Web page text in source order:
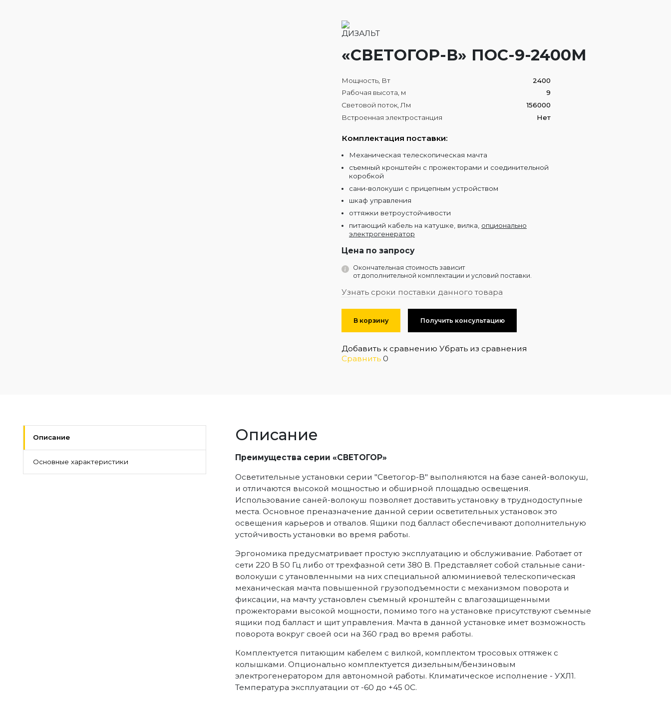
«СВЕТОГОР-В» ПОС-9-2400М
Мощность, Вт
2400
Рабочая высота, м
9
Световой поток, Лм
156000
Встроенная электростанция
Нет
Комплектация поставки:
Механическая телескопическая мачта
съемный кронштейн с прожекторами и соединительной
коробкой
сани-волокуши с прицепным устройством
шкаф управления
оттяжки ветроустойчивости
питающий кабель на катушке, вилка, опционально
электрогенератор
Цена по запросу
Окончательная стоимость зависит
от дополнительной комплектации и условий поставки.
Узнать сроки поставки данного товара
В корзину Получить консультацию
Добавить к сравнению Убрать из сравнения
Сравнить 0
Описание
Основные характеристики
Описание
Преимущества серии «СВЕТОГОР»
Осветительные установки серии "Светогор-В" выполняются на базе саней-волокуш,
и отличаются высокой мощностью и обширной площадью освещения.
Использование саней-волокуш позволяет доставить установку в труднодоступные
места. Основное преназначение данной серии осветительных установок это
освещения карьеров и отвалов. Ящики под балласт обеспечивают дополнительную
устойчивость установки во время работы.
Эргономика предусматривает простую эксплуатацию и обслуживание. Работает от
сети 220 В 50 Гц либо от трехфазной сети 380 В. Представляет собой стальные сани-
волокуши с утановленными на них специальной алюминиевой телескопическая
механическая мачта повышенной грузоподъемности с механизмом поворота и
фиксации, на мачту установлен съемный кронштейн с влагозащищенными
прожекторами высокой мощности, помимо того на установке присутствуют съемные
ящики под балласт и щит управления. Мачта в данной установке имет возможность
поворота вокруг своей оси на 360 град во время работы.
Комплектуется питающим кабелем с вилкой, комплектом тросовых оттяжек с
колышками. Опционально комплектуется дизельным/бензиновым
электрогенератором для автономной работы. Климатическое исполнение - УХЛ1.
Температура эксплуатации от -60 до +45 0С.